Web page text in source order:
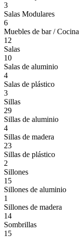
3
Salas Modulares
6
Muebles de bar / Cocina
12
Salas
10
Salas de aluminio
4
Salas de plástico
3
Sillas
29
Sillas de aluminio
4
Sillas de madera
23
Sillas de plástico
2
Sillones
15
Sillones de aluminio
1
Sillones de madera
14
Sombrillas
15